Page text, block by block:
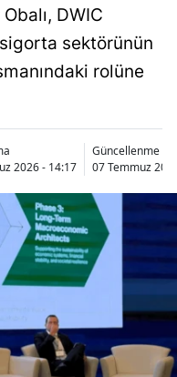
DWIC
sektörünün
rolüne
2026 - 14:17
Güncellenme
07 Temmuz